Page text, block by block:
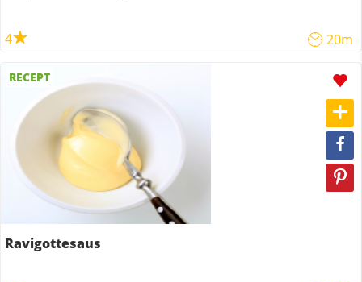
4 20m
RECEPT
Ravigottesaus